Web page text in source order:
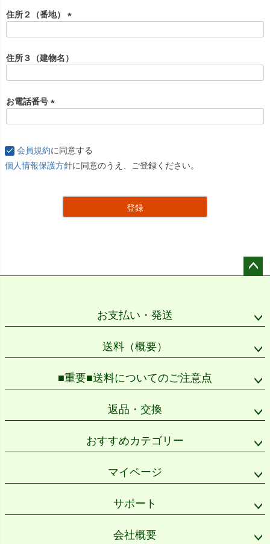
住所２（番地）
須
)
住所３（建物名）
お電話番号
)
会員規約に同意する
個人情報保護方針に同意のうえ、ご登録ください。
登録
お支払い・発送
送料（概要）
■重要■送料についてのご注意点
返品・交換
おすすめカテゴリー
マイページ
サポート
会社概要